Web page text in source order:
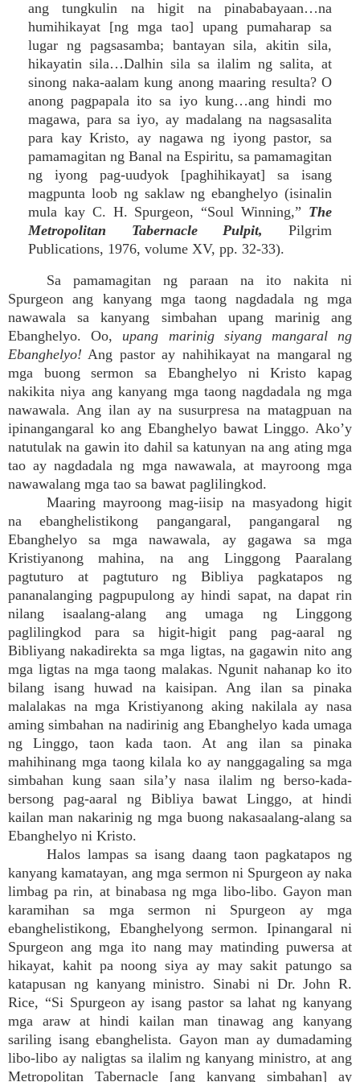
ang tungkulin na higit na pinababayaan…na
humihikayat [ng mga tao] upang pumaharap sa
lugar ng pagsasamba; bantayan sila, akitin sila,
hikayatin sila…Dalhin sila sa ilalim ng salita, at
sinong naka-aalam kung anong maaring resulta? O
anong pagpapala ito sa iyo kung…ang hindi mo
magawa, para sa iyo, ay madalang na nagsasalita
para kay Kristo, ay nagawa ng iyong pastor, sa
pamamagitan ng Banal na Espiritu, sa pamamagitan
ng iyong pag-uudyok [paghihikayat] sa isang
magpunta loob ng saklaw ng ebanghelyo (isinalin
mula kay C. H. Spurgeon, “Soul Winning,” The
Metropolitan Tabernacle Pulpit,
Pilgrim
Publications, 1976, volume XV, pp. 32-33).
Sa pamamagitan ng paraan na ito nakita ni
Spurgeon ang kanyang mga taong nagdadala ng mga
nawawala sa kanyang simbahan upang marinig ang
Ebanghelyo. Oo, upang marinig siyang mangaral ng
Ebanghelyo! Ang pastor ay nahihikayat na mangaral ng
mga buong sermon sa Ebanghelyo ni Kristo kapag
nakikita niya ang kanyang mga taong nagdadala ng mga
nawawala. Ang ilan ay na susurpresa na matagpuan na
ipinangangaral ko ang Ebanghelyo bawat Linggo. Ako’y
natutulak na gawin ito dahil sa katunyan na ang ating mga
tao ay nagdadala ng mga nawawala, at mayroong mga
nawawalang mga tao sa bawat paglilingkod.
Maaring mayroong mag-iisip na masyadong higit
na ebanghelistikong pangangaral, pangangaral ng
Ebanghelyo sa mga nawawala, ay gagawa sa mga
Kristiyanong mahina, na ang Linggong Paaralang
pagtuturo at pagtuturo ng Bibliya pagkatapos ng
pananalanging pagpupulong ay hindi sapat, na dapat rin
nilang isaalang-alang ang umaga ng Linggong
paglilingkod para sa higit-higit pang pag-aaral ng
Bibliyang nakadirekta sa mga ligtas, na gagawin nito ang
mga ligtas na mga taong malakas. Ngunit nahanap ko ito
bilang isang huwad na kaisipan. Ang ilan sa pinaka
malalakas na mga Kristiyanong aking nakilala ay nasa
aming simbahan na nadirinig ang Ebanghelyo kada umaga
ng Linggo, taon kada taon. At ang ilan sa pinaka
mahihinang mga taong kilala ko ay nanggagaling sa mga
simbahan kung saan sila’y nasa ilalim ng berso-kada-
bersong pag-aaral ng Bibliya bawat Linggo, at hindi
kailan man nakarinig ng mga buong nakasaalang-alang sa
Ebanghelyo ni Kristo.
Halos lampas sa isang daang taon pagkatapos ng
kanyang kamatayan, ang mga sermon ni Spurgeon ay naka
limbag pa rin, at binabasa ng mga libo-libo. Gayon man
karamihan sa mga sermon ni Spurgeon ay mga
ebanghelistikong, Ebanghelyong sermon. Ipinangaral ni
Spurgeon ang mga ito nang may matinding puwersa at
hikayat, kahit pa noong siya ay may sakit patungo sa
katapusan ng kanyang ministro. Sinabi ni Dr. John R.
Rice, “Si Spurgeon ay isang pastor sa lahat ng kanyang
mga araw at hindi kailan man tinawag ang kanyang
sariling isang ebanghelista. Gayon man ay dumadaming
libo-libo ay naligtas sa ilalim ng kanyang ministro, at ang
Metropolitan Tabernacle [ang kanyang simbahan] ay